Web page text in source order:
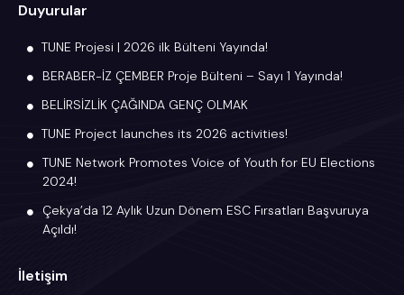
Duyurular
TUNE Projesi | 2026 ilk Bülteni Yayında!
BERABER-İZ ÇEMBER Proje Bülteni – Sayı 1 Yayında!
BELİRSİZLİK ÇAĞINDA GENÇ OLMAK
TUNE Project launches its 2026 activities!
TUNE Network Promotes Voice of Youth for EU Elections
2024!
Çekya’da 12 Aylık Uzun Dönem ESC Fırsatları Başvuruya
Açıldı!
İletişim